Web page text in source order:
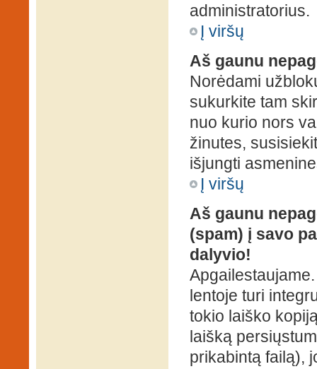
administratorius.
Į viršų
Aš gaunu
Norėdami
sukurkite tam
nuo kurio nors
žinutes,
išjungti
Į viršų
Aš gaunu
(spam) į savo
dalyvio!
lentoje turi
tokio laiško
laišką
prikabintą failą),